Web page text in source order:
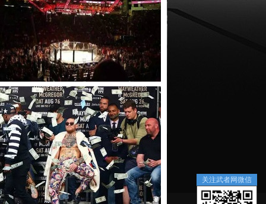
关注武者网微信